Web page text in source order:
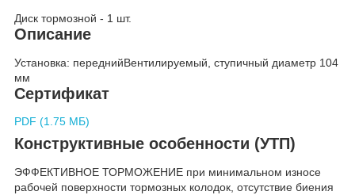
Диск тормозной - 1 шт.
Описание
Установка: переднийВентилируемый, ступичный диаметр 104
мм
Сертификат
PDF (1.75 МБ)
Конструктивные особенности (УТП)
ЭФФЕКТИВНОЕ ТОРМОЖЕНИЕ при минимальном износе
рабочей поверхности тормозных колодок, отсутствие биения